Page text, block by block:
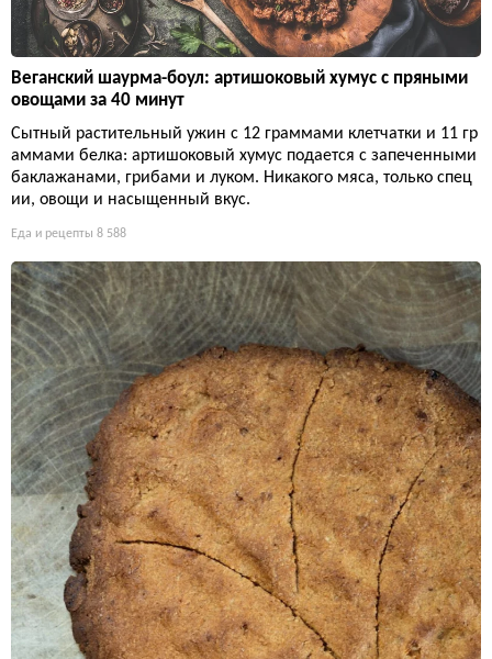
Веганский шаурма-боул: артишоковый хумус с пряными
овощами за 40 минут
Сытный растительный ужин с 12 граммами клетчатки и 11 гр
аммами белка: артишоковый хумус подается с запеченными
баклажанами, грибами и луком. Никакого мяса, только спец
ии, овощи и насыщенный вкус.
Еда и рецепты 8 588